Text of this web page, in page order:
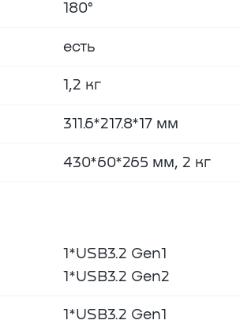
180°
есть
1,2 кг
311.6*217.8*17 мм
430*60*265 мм, 2 кг
1*USB3.2 Gen1
1*USB3.2 Gen2
1*USB3.2 Gen1